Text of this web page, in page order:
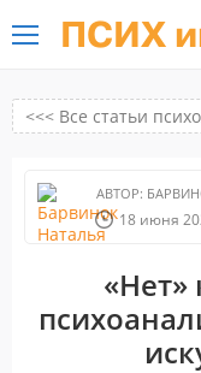
ПСИХ
<<< Все статьи
АВТОР:
18 июня
«Нет»